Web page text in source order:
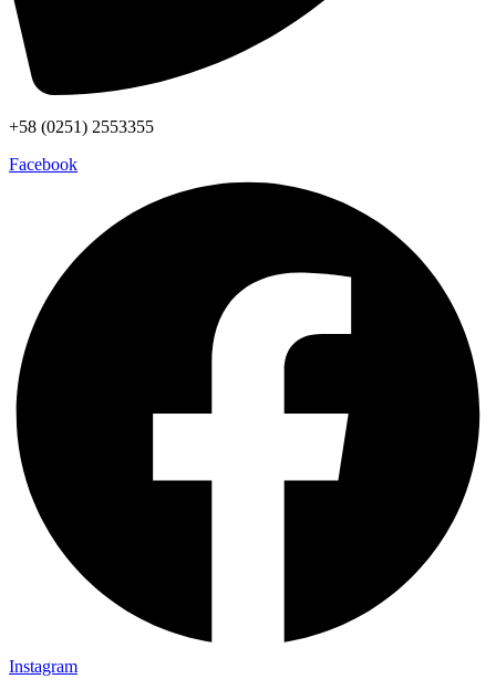
+58 (0251) 2553355
Facebook
Instagram